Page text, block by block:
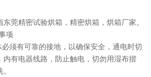
东莞精密试验烘箱，精密烘箱，烘箱厂家。
项
须有可靠的接地，以确保安全，通电时切
内有电器线路，防止触电，切勿用湿布揩